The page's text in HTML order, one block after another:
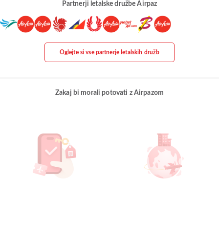
Partnerji letalske družbe Airpaz
Oglejte si vse partnerje letalskih družb
Zakaj bi morali potovati z Airpazom